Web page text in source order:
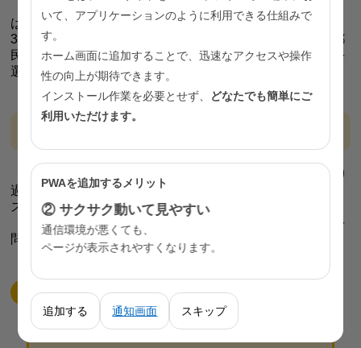
また、都民の昼食の外食率（外食・調理済み食・給食）
は男性49.3％、女性29.9％と全国平均の男性41.9％、女性
32.1％に比べて男性は高くなっています（令和４年東京都
民の健康・栄養状況）。外食時にも野菜を意識して料理を
選ぶようにしましょう。
国が示す食塩の目標量は、１日7g未満です。食塩のとり
過ぎは、高血圧になりやすくなるだけでなく、胃がんのリ
スクを高めることが報告されています。
生活習慣病予防においても減塩はとても大切で、世代を
問わず、すべての人が取り組むべき課題と言えます。
健康のために減塩するコツ
いて、アプリケーションのように利用できる仕組みで
す。
ホーム画面に追加することで、迅速なアクセスや操作
性の向上が期待できます。
インストール作業を必要とせず、 どなたでも簡単にご
利用いただけます。
PWAを追加するメリット
② サクサク動いて見やすい
通信環境が悪くても、
ページが表示されやすくなります。
追加する 通知画面 スキップ